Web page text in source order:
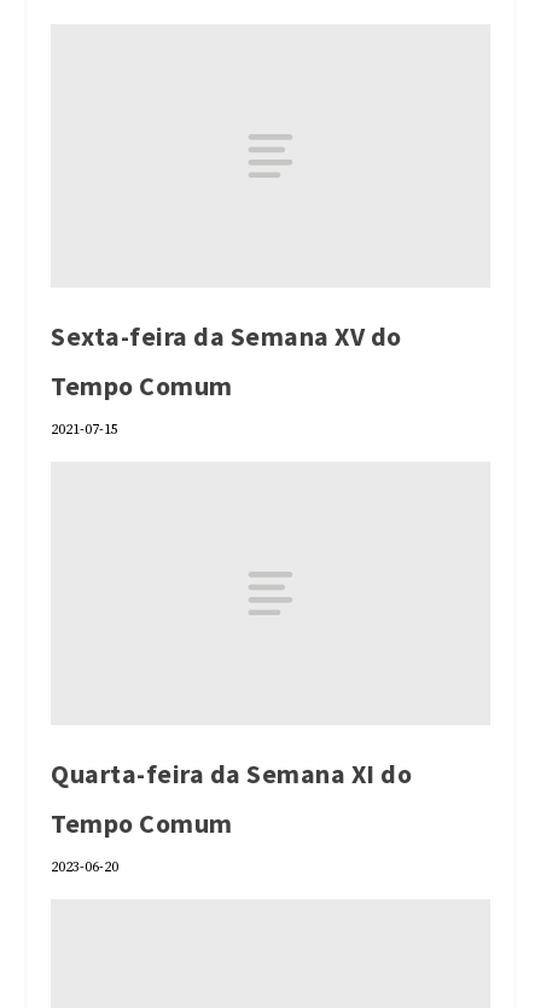
Sexta-feira da Semana XV do
Tempo Comum
2021-07-15
Quarta-feira da Semana XI do
Tempo Comum
2023-06-20